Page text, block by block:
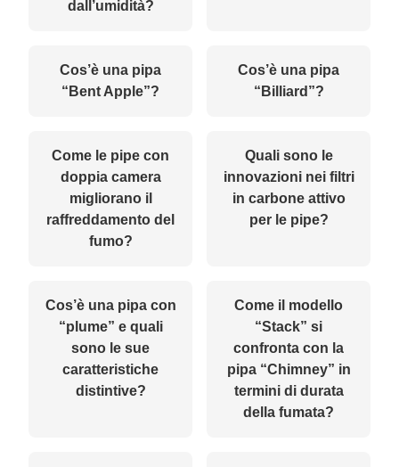
dall’umidità?
Cos’è una pipa
“Bent Apple”?
Cos’è una pipa
“Billiard”?
Come le pipe con
doppia camera
migliorano il
raffreddamento del
fumo?
Quali sono le
innovazioni nei filtri
in carbone attivo
per le pipe?
Cos’è una pipa con
“plume” e quali
sono le sue
caratteristiche
distintive?
Come il modello
“Stack” si
confronta con la
pipa “Chimney” in
termini di durata
della fumata?